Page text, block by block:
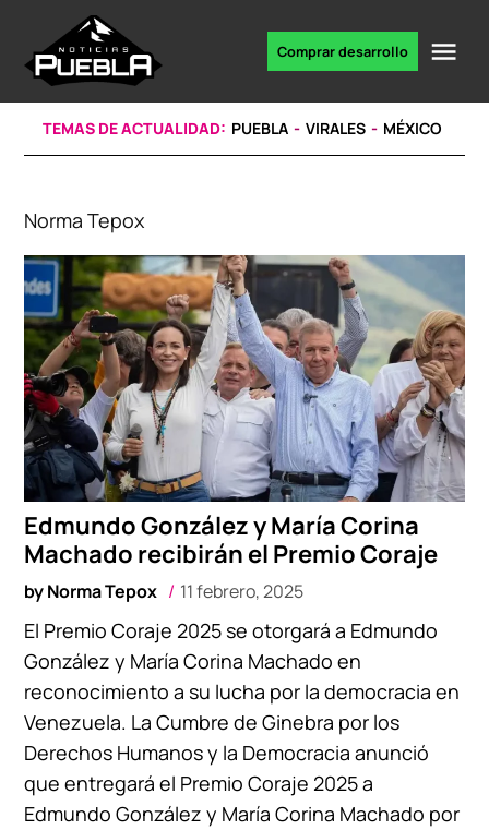
content
noticias
Comprar desarrollo
TEMAS DE ACTUALIDAD: PUEBLA VIRALES MÉXICO
Norma Tepox
Edmundo González y María Corina
Machado recibirán el Premio Coraje
byNorma Tepox 11 febrero, 2025
El Premio Coraje 2025 se otorgará a Edmundo
González y María Corina Machado en
reconocimiento a su lucha por la democracia en
Venezuela. La Cumbre de Ginebra por los
Derechos Humanos y la Democracia anunció
que entregará el Premio Coraje 2025 a
Edmundo González y María Corina Machado por